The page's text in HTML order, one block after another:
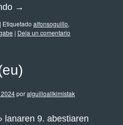
→
| Etiquetado alfonsoguillo,
| Deja un comentario
poralguilloallkimistak
lanaren 9. abestiaren